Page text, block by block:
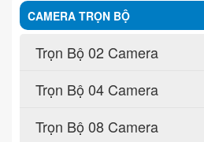
CAMERA TRỌN BỘ
Trọn Bộ 02 Camera
Trọn Bộ 04 Camera
Trọn Bộ 08 Camera